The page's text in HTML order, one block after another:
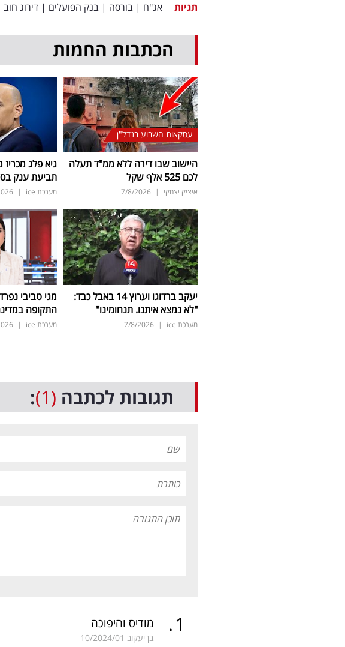
תגיות אג"ח | בורסה | בנק הפועלים | דירוג חוב
הכתבות החמות
עסקאות השבוע בנדל"ן
היישוב שבו דירה ללא ממ"ד תעלה
לכם 525 אלף שקל
איציק יצחקי |
7/8/2026
גיא פלג
תביעת ענק בסך 5
מערכת ice |
יעקב ברדוגו וערוץ 14 באבל כבד:
"לא נמצא איתנו. תנחומינו"
מערכת ice |
7/8/2026
התקופה
מערכת ice |
תגובות לכתבה (1)
:
1
. מודיס והיפוכה
בן יעקוב 10/2024/01